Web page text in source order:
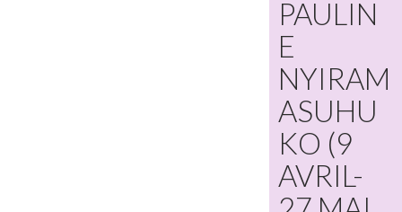
PAULIN
E
NYIRAM
ASUHU
KO (9
AVRIL-